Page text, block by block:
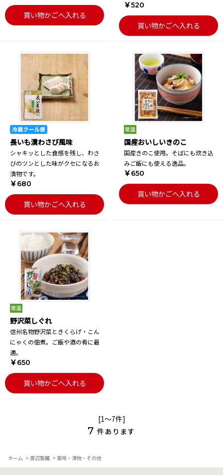
買い物かごへ入れる
￥520
買い物かごへ入れる
長いも漬わさび風味
シャキッとした食感を残し、わさ
びのツンとした味がクセになるお
漬物です。
￥680
買い物かごへ入れる
国産おいしいきのこ
国産きのこ使用。そばにも炊き込
みご飯にも使える逸品。
￥650
買い物かごへ入れる
野沢菜しぐれ
信州名物野沢菜ときくらげ・こん
にゃくの佃煮。ご飯や酒の肴に最
適。
￥650
買い物かごへ入れる
[1～7件]
7 件あります
ホーム > 渡辺製麺 > 薬味・漬物・その他